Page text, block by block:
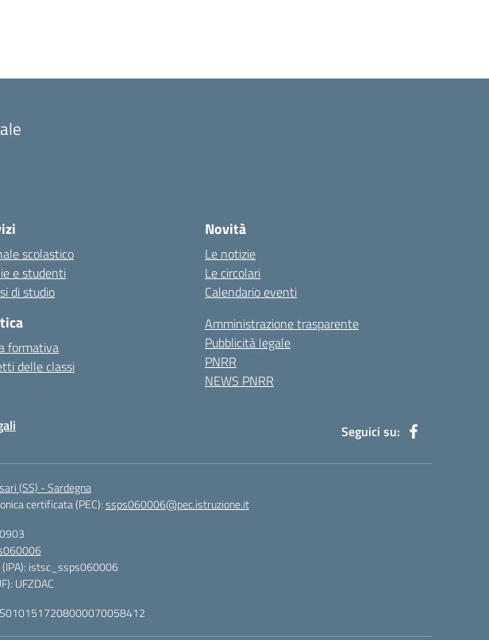
scolastico
e studenti
di studio
formativa
delle classi
Novità
Le notizie
Le circolari
Calendario eventi
Amministrazione trasparente
Pubblicità legale
PNRR
NEWS PNRR
Seguici su:
(SS) - Sardegna
certificata (PEC):ssps060006@pec.istruzione.it
(IPA): istsc_ssps060006
UFZDAC